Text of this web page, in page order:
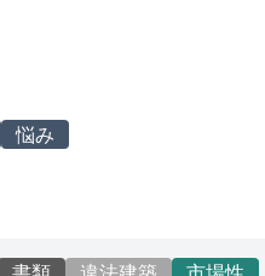
悩み